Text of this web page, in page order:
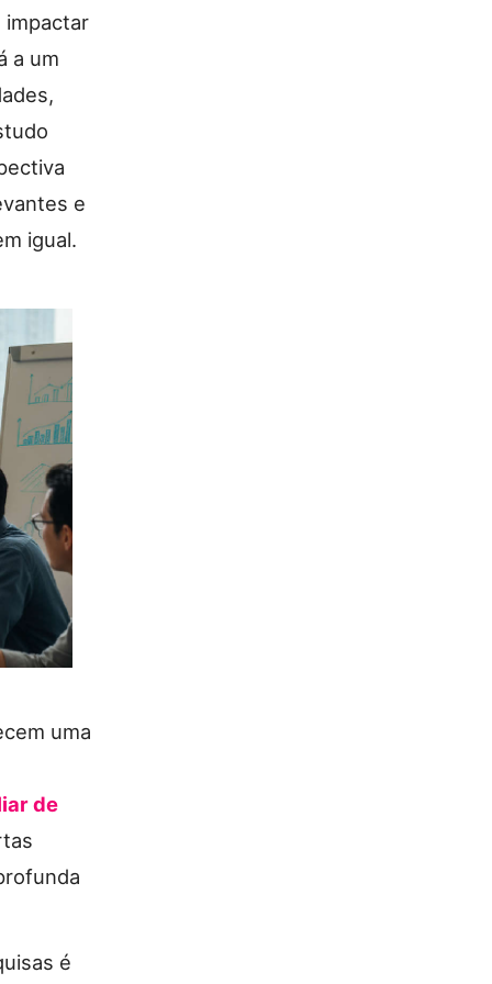
impactar
a um
e
igual.
uma
de
é